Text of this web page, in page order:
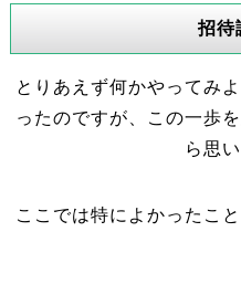
招待
とりあえず何かやってみ
ったのですが、この一歩
ら思
ここでは特によかったこ